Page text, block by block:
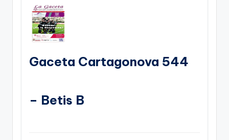
Gaceta Cartagonova 544
– Betis B